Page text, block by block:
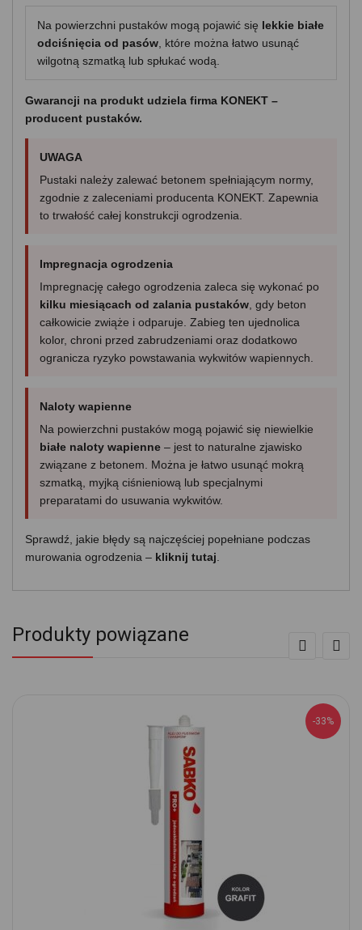
Na powierzchni pustaków mogą pojawić się lekkie białe
odciśnięcia od pasów , które można łatwo usunąć
wilgotną szmatką lub spłukać wodą.
Gwarancji na produkt udziela firma KONEKT –
producent pustaków.
UWAGA
Pustaki należy zalewać betonem spełniającym normy,
zgodnie z zaleceniami producenta KONEKT. Zapewnia
to trwałość całej konstrukcji ogrodzenia.
Impregnacja ogrodzenia
Impregnację całego ogrodzenia zaleca się wykonać po
kilku miesiącach od zalania pustaków , gdy beton
całkowicie zwiąże i odparuje. Zabieg ten ujednolica
kolor, chroni przed zabrudzeniami oraz dodatkowo
ogranicza ryzyko powstawania wykwitów wapiennych.
Naloty wapienne
Na powierzchni pustaków mogą pojawić się niewielkie
białe naloty wapienne – jest to naturalne zjawisko
związane z betonem. Można je łatwo usunąć mokrą
szmatką, myjką ciśnieniową lub specjalnymi
preparatami do usuwania wykwitów.
Sprawdź, jakie błędy są najczęściej popełniane podczas
murowania ogrodzenia – kliknij tutaj
Produkty powiązane
-33%